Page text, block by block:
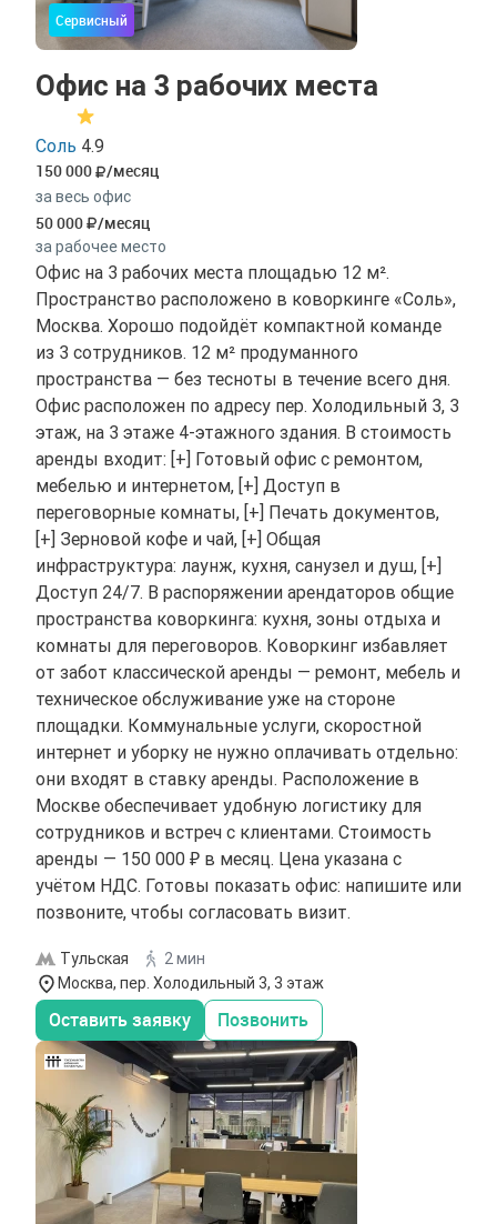
Сервисный
Офис на 3 рабочих места
Соль 4.9
150 000 /месяц
за весь офис
50 000 /месяц
за рабочее место
Офис на 3 рабочих места площадью 12 м².
Пространство расположено в коворкинге «Соль»,
Москва. Хорошо подойдёт компактной команде
из 3 сотрудников. 12 м² продуманного
пространства — без тесноты в течение всего дня.
Офис расположен по адресу пер. Холодильный 3, 3
этаж, на 3 этаже 4-этажного здания. В стоимость
аренды входит: [+] Готовый офис с ремонтом,
мебелью и интернетом, [+] Доступ в
переговорные комнаты, [+] Печать документов,
[+] Зерновой кофе и чай, [+] Общая
инфраструктура: лаунж, кухня, санузел и душ, [+]
Доступ 24/7. В распоряжении арендаторов общие
пространства коворкинга: кухня, зоны отдыха и
комнаты для переговоров. Коворкинг избавляет
от забот классической аренды — ремонт, мебель и
техническое обслуживание уже на стороне
площадки. Коммунальные услуги, скоростной
интернет и уборку не нужно оплачивать отдельно:
они входят в ставку аренды. Расположение в
Москве обеспечивает удобную логистику для
сотрудников и встреч с клиентами. Стоимость
аренды — 150 000 ₽ в месяц. Цена указана с
учётом НДС. Готовы показать офис: напишите или
позвоните, чтобы согласовать визит.
Тульская
2 мин
Москва, пер. Холодильный 3, 3 этаж
Оставить заявку Позвонить